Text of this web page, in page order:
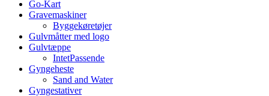
Go-Kart
Gravemaskiner
Byggekøretøjer
Gulvmåtter med logo
Gulvtæppe
IntetPassende
Gyngeheste
Sand and Water
Gyngestativer